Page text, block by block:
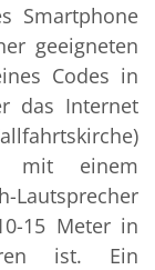
Smartphone
geeigneten
Codes in
das Internet
mit einem
15 Meter in
ist. Ein